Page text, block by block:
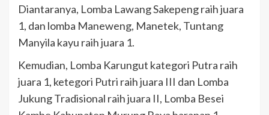
Diantaranya, Lomba Lawang Sakepeng raih juara
1, dan lomba Maneweng, Manetek, Tuntang
Manyila kayu raih juara 1.
Kemudian, Lomba Karungut kategori Putra raih
juara 1, ketegori Putri raih juara III dan Lomba
Jukung Tradisional raih juara II, Lomba Besei